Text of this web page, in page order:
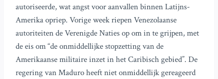
autoriseerde, wat angst voor aanvallen binnen Latijns-
Amerika opriep. Vorige week riepen Venezolaanse
autoriteiten de Verenigde Naties op om in te grijpen, met
de eis om “de onmiddellijke stopzetting van de
Amerikaanse militaire inzet in het Caribisch gebied”. De
regering van Maduro heeft niet onmiddellijk gereageerd